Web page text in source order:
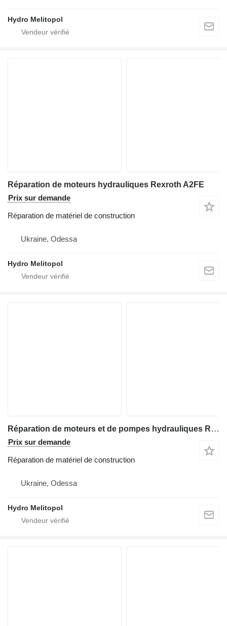
Hydro Melitopol
Réparation de moteurs hydrauliques Rexroth A2FE
Prix sur demande
Réparation de matériel de construction
Ukraine, Odessa
Hydro Melitopol
Réparation de moteurs et de pompes hydrauliques Rexroth A2F A2FM A2FO
Prix sur demande
Réparation de matériel de construction
Ukraine, Odessa
Hydro Melitopol